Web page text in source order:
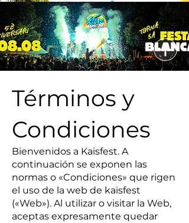
Términos y
Condiciones
Bienvenidos a Kaisfest. A
continuación se exponen las
normas o «Condiciones» que rigen
el uso de la web de kaisfest
(«Web»). Al utilizar o visitar la Web,
aceptas expresamente quedar